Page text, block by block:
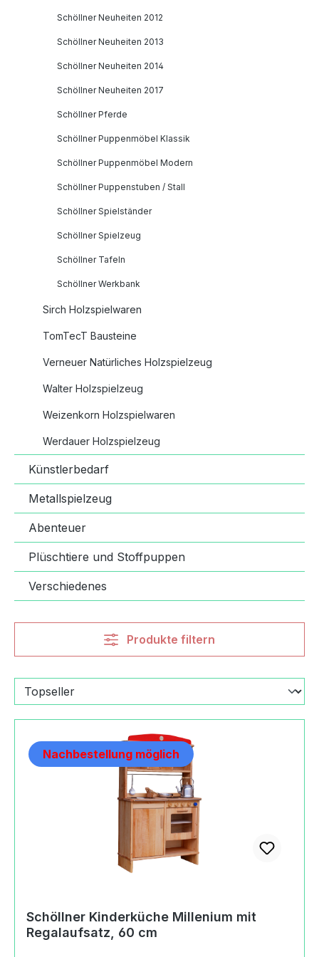
Schöllner Neuheiten 2012
Schöllner Neuheiten 2013
Schöllner Neuheiten 2014
Schöllner Neuheiten 2017
Schöllner Pferde
Schöllner Puppenmöbel Klassik
Schöllner Puppenmöbel Modern
Schöllner Puppenstuben / Stall
Schöllner Spielständer
Schöllner Spielzeug
Schöllner Tafeln
Schöllner Werkbank
Sirch Holzspielwaren
TomTecT Bausteine
Verneuer Natürliches Holzspielzeug
Walter Holzspielzeug
Weizenkorn Holzspielwaren
Werdauer Holzspielzeug
Künstlerbedarf
Metallspielzeug
Abenteuer
Plüschtiere und Stoffpuppen
Verschiedenes
Produkte filtern
Nachbestellung möglich
Schöllner Kinderküche Millenium mit
Regalaufsatz, 60 cm